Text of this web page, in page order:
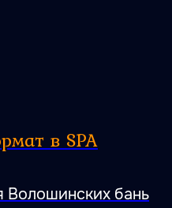
в SPA
Волошинских бань